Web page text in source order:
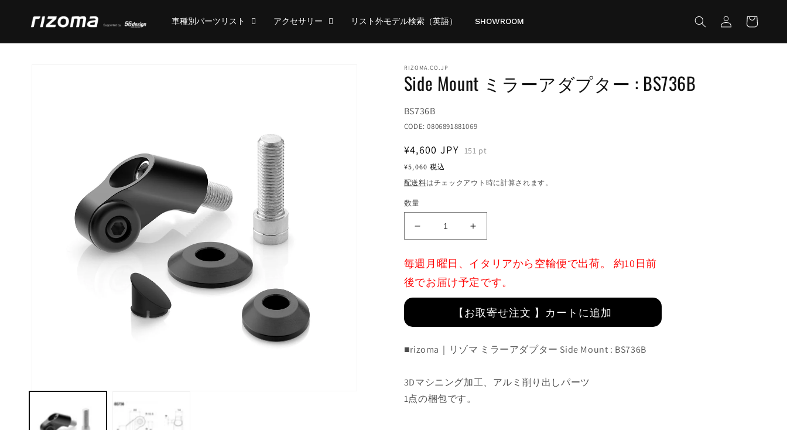
進む
車種別パーツリスト アクセサリー リスト外モデル検索（英語） SHOWROOM
グ
イ
ン
ー
RIZOMA.CO.JP
Side Mount ミラーアダプター : BS736B
Translation
missing:
ja.products.product.sku:
BS736B
CODE:0806891881069
通
常
価
格
¥4,600 JPY
¥5,060 税込
151 pt
配送料はチェックアウト時に計算されます。
数量
Mount
ミ
ラ
ー
ア
プ
ー
BS736B
の
Side
Mount
ミ
ラ
ー
ア
ダ
プ
ー
BS736B
毎週月曜日、イタリアから空輸便で出荷。 約10日前
後でお届け予定です。
【お取寄せ注文 】カートに追加
■rizoma｜リゾマ ミラーアダプター Side Mount : BS736B
3Dマシニング加工、アルミ削り出しパーツ
1点の梱包です。